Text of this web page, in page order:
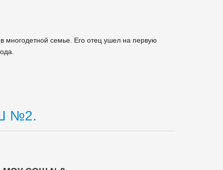
многодетной семье. Его отец ушел на первую
№2.